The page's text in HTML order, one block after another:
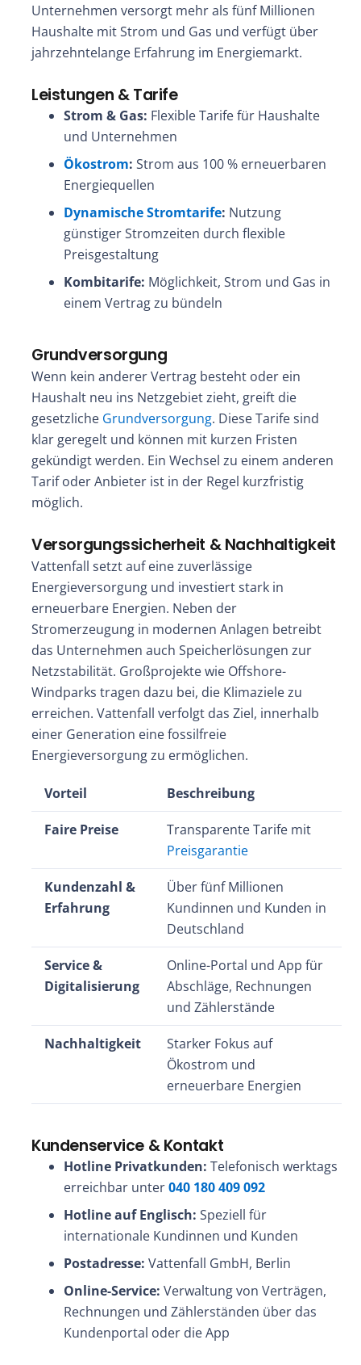
Unternehmen versorgt mehr als fünf Millionen
Haushalte mit Strom und Gas und verfügt über
jahrzehntelange Erfahrung im Energiemarkt.
Leistungen & Tarife
Strom & Gas: Flexible Tarife für Haushalte
und Unternehmen
Ökostrom: Strom aus 100 % erneuerbaren
Energiequellen
Dynamische Stromtarife: Nutzung
günstiger Stromzeiten durch flexible
Preisgestaltung
Kombitarife: Möglichkeit, Strom und Gas in
einem Vertrag zu bündeln
Grundversorgung
Wenn kein anderer Vertrag besteht oder ein
Haushalt neu ins Netzgebiet zieht, greift die
gesetzliche Grundversorgung. Diese Tarife sind
klar geregelt und können mit kurzen Fristen
gekündigt werden. Ein Wechsel zu einem anderen
Tarif oder Anbieter ist in der Regel kurzfristig
möglich.
Versorgungssicherheit & Nachhaltigkeit
Vattenfall setzt auf eine zuverlässige
Energieversorgung und investiert stark in
erneuerbare Energien. Neben der
Stromerzeugung in modernen Anlagen betreibt
das Unternehmen auch Speicherlösungen zur
Netzstabilität. Großprojekte wie Offshore-
Windparks tragen dazu bei, die Klimaziele zu
erreichen. Vattenfall verfolgt das Ziel, innerhalb
einer Generation eine fossilfreie
Energieversorgung zu ermöglichen.
Vorteil Beschreibung
Faire Preise
Transparente Tarife mit
Preisgarantie
Kundenzahl &
Erfahrung
Über fünf Millionen
Kundinnen und Kunden in
Deutschland
Service &
Digitalisierung
Online-Portal und App für
Abschläge, Rechnungen
und Zählerstände
Nachhaltigkeit
Starker Fokus auf
Ökostrom und
erneuerbare Energien
Kundenservice & Kontakt
Hotline Privatkunden: Telefonisch werktags
erreichbar unter040 180 409 092
Hotline auf Englisch: Speziell für
internationale Kundinnen und Kunden
Postadresse: Vattenfall GmbH, Berlin
Online-Service: Verwaltung von Verträgen,
Rechnungen und Zählerständen über das
Kundenportal oder die App